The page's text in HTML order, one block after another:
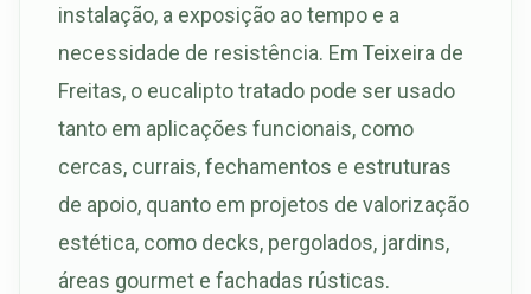
instalação, a exposição ao tempo e a
necessidade de resistência. Em Teixeira de
Freitas, o eucalipto tratado pode ser usado
tanto em aplicações funcionais, como
cercas, currais, fechamentos e estruturas
de apoio, quanto em projetos de valorização
estética, como decks, pergolados, jardins,
áreas gourmet e fachadas rústicas.